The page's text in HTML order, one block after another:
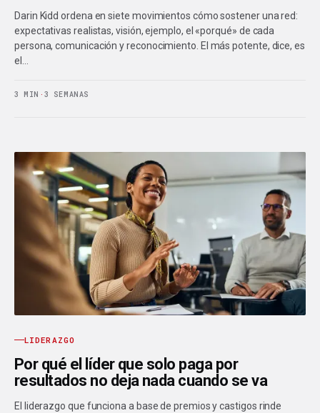
Darin Kidd ordena en siete movimientos cómo sostener una red:
expectativas realistas, visión, ejemplo, el «porqué» de cada
persona, comunicación y reconocimiento. El más potente, dice, es
el…
3 MIN · 3 SEMANAS
LIDERAZGO
Por qué el líder que solo paga por
resultados no deja nada cuando se va
El liderazgo que funciona a base de premios y castigos rinde